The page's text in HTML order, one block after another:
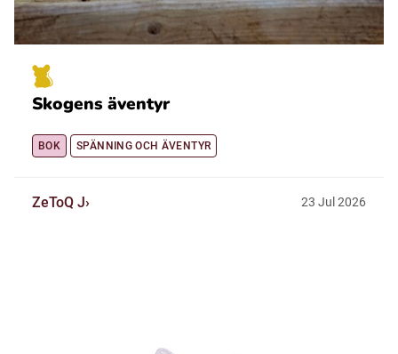
Skogens äventyr
BOK SPÄNNING OCH ÄVENTYR
ZeToQ J 23 Jul 2026